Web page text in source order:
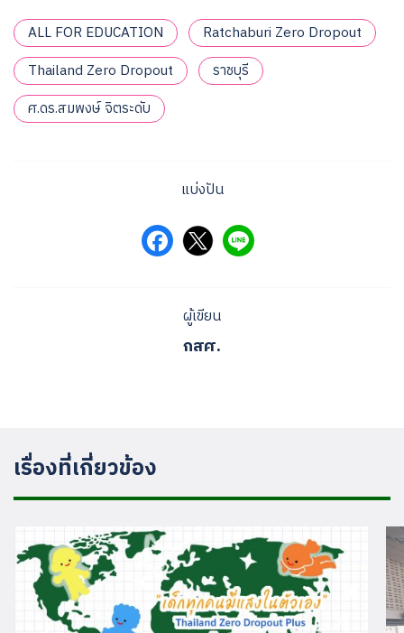
ALL FOR EDUCATION
Ratchaburi Zero Dropout
Thailand Zero Dropout
ราชบุรี
ศ.ดร.สมพงษ์ จิตระดับ
แบ่งปัน
ผู้เขียน
กสศ.
เรื่องที่เกี่ยวข้อง